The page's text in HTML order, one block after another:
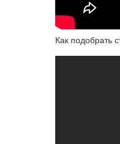
Как подобрать